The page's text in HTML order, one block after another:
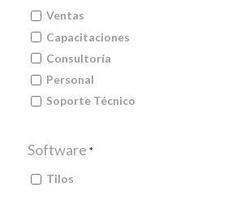
Ventas
Capacitaciones
Consultoría
Personal
Soporte Técnico
Software *
Tilos